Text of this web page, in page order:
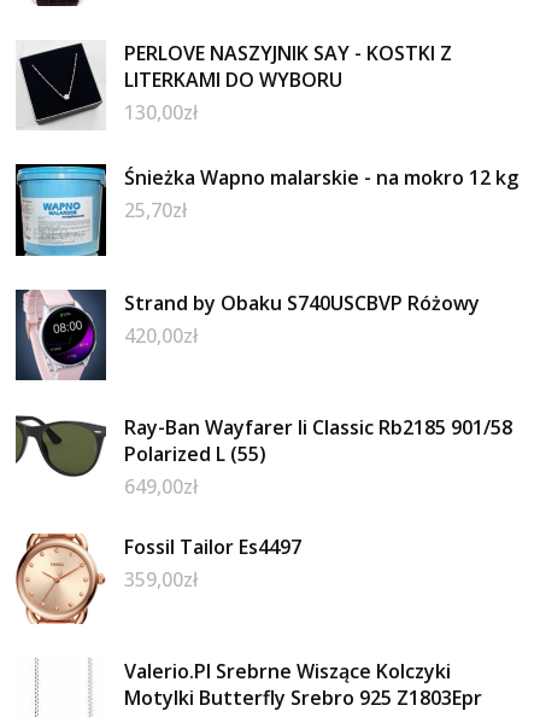
PERLOVE NASZYJNIK SAY - KOSTKI Z
LITERKAMI DO WYBORU
130,00zł
Śnieżka Wapno malarskie - na mokro 12 kg
25,70zł
Strand by Obaku S740USCBVP Różowy
420,00zł
Ray-Ban Wayfarer Ii Classic Rb2185 901/58
Polarized L (55)
649,00zł
Fossil Tailor Es4497
359,00zł
Valerio.Pl Srebrne Wiszące Kolczyki
Motylki Butterfly Srebro 925 Z1803Epr